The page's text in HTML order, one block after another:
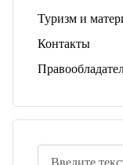
Туризм и
Контакты